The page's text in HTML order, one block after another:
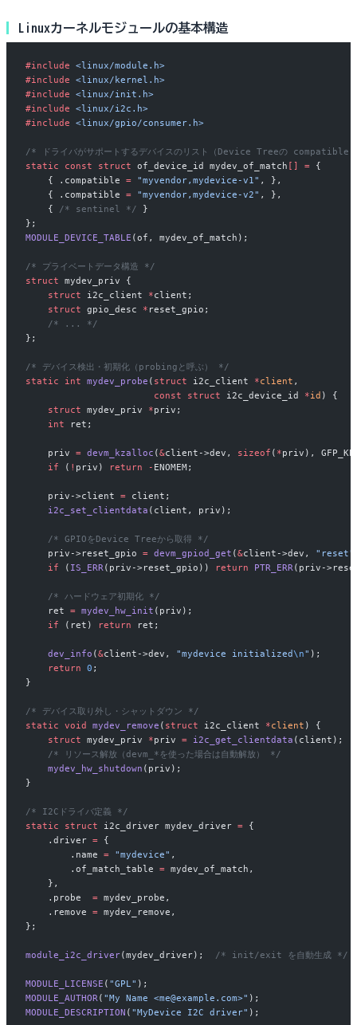
Linuxカーネルモジュールの基本構造
#include <linux/module.h>
#include <linux/kernel.h>
#include <linux/init.h>
#include <linux/i2c.h>
#include <linux/gpio/consumer.h>
/* ドライバがサポートするデバイスのリスト（Device Treeの compatible
static const struct of_device_id mydev_of_match [] = {
    { .compatible
= "myvendor,mydevice-v1" , },
    { .compatible
= "myvendor,mydevice-v2" , },
    {
/* sentinel */ }
};
MODULE_DEVICE_TABLE (of, mydev_of_match);
/* プライベートデータ構造 */
struct mydev_priv {
    struct
i2c_client *client;
    struct
gpio_desc * reset_gpio;
    /* ... */
};
/* デバイス検出・初期化（probingと呼ぶ） */
static int mydev_probe ( struct i2c_client *client ,
                       const
struct i2c_device_id *id ) {
    struct
mydev_priv *priv;
    int
ret;
    priv
= devm_kzalloc (&client->dev, sizeof ( *priv),
    if
( ! priv) return - ENOMEM;
    priv->client
= client;
    i2c_set_clientdata
(client, priv);
    /* GPIOをDevice Treeから取得 */
    priv->reset_gpio
= devm_gpiod_get (&client->dev, "reset"
    if
( IS_ERR (priv->reset_gpio)) return PTR_ERR (priv-
    /* ハードウェア初期化 */
    ret
= mydev_hw_init (priv);
    if
(ret) return ret;
    dev_info
(&client->dev, "mydevice initialized\n" );
    return
0 ;
}
/* デバイス取り外し・シャットダウン */
static void mydev_remove ( struct i2c_client *client ) {
    struct
mydev_priv *priv = i2c_get_clientdata (client);
    /* リソース解放（devm_*を使った場合は自動解放） */
    mydev_hw_shutdown
(priv);
}
/* I2Cドライバ定義 */
static struct i2c_driver mydev_driver = {
    .driver
= {
        .name
= "mydevice" ,
        .of_match_table
= mydev_of_match,
    },
    .probe
= mydev_probe,
    .remove
= mydev_remove,
};
module_i2c_driver(mydev_driver);
  /* init/exit を自動生成 */
MODULE_LICENSE ( "GPL" );
MODULE_AUTHOR ( "My Name <me@example.com>" );
MODULE_DESCRIPTION ( "MyDevice I2C driver" );